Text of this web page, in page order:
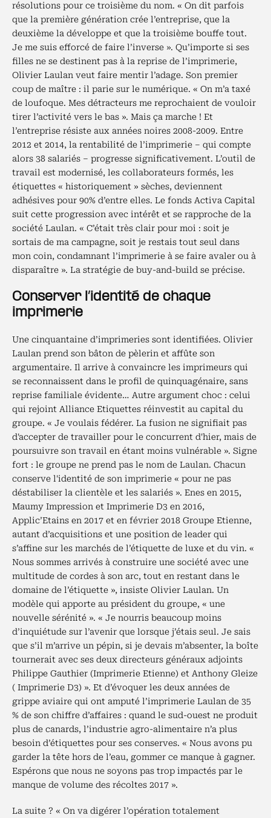
résolutions pour ce troisième du nom. « On dit parfois
que la première génération crée l’entreprise, que la
deuxième la développe et que la troisième bouffe tout.
Je me suis efforcé de faire l’inverse ». Qu’importe si ses
filles ne se destinent pas à la reprise de l’imprimerie,
Olivier Laulan veut faire mentir l’adage. Son premier
coup de maître : il parie sur le numérique. « On m’a taxé
de loufoque. Mes détracteurs me reprochaient de vouloir
tirer l’activité vers le bas ». Mais ça marche ! Et
l’entreprise résiste aux années noires 2008-2009. Entre
2012 et 2014, la rentabilité de l’imprimerie – qui compte
alors 38 salariés – progresse significativement. L’outil de
travail est modernisé, les collaborateurs formés, les
étiquettes « historiquement » sèches, deviennent
adhésives pour 90% d’entre elles. Le fonds Activa Capital
suit cette progression avec intérêt et se rapproche de la
société Laulan. « C’était très clair pour moi : soit je
sortais de ma campagne, soit je restais tout seul dans
mon coin, condamnant l’imprimerie à se faire avaler ou à
disparaître ». La stratégie de buy-and-build se précise.
Conserver l’identité de chaque
imprimerie
Une cinquantaine d’imprimeries sont identifiées. Olivier
Laulan prend son bâton de pèlerin et affûte son
argumentaire. Il arrive à convaincre les imprimeurs qui
se reconnaissent dans le profil de quinquagénaire, sans
reprise familiale évidente… Autre argument choc : celui
qui rejoint Alliance Etiquettes réinvestit au capital du
groupe. « Je voulais fédérer. La fusion ne signifiait pas
d'accepter de travailler pour le concurrent d'hier, mais de
poursuivre son travail en étant moins vulnérable ». Signe
fort : le groupe ne prend pas le nom de Laulan. Chacun
conserve l'identité de son imprimerie « pour ne pas
déstabiliser la clientèle et les salariés ». Enes en 2015,
Maumy Impression et Imprimerie D3 en 2016,
Applic’Etains en 2017 et en février 2018 Groupe Etienne,
autant d’acquisitions et une position de leader qui
s’affine sur les marchés de l’étiquette de luxe et du vin. «
Nous sommes arrivés à construire une société avec une
multitude de cordes à son arc, tout en restant dans le
domaine de l’étiquette », insiste Olivier Laulan. Un
modèle qui apporte au président du groupe, « une
nouvelle sérénité ». « Je nourris beaucoup moins
d’inquiétude sur l’avenir que lorsque j’étais seul. Je sais
que s’il m’arrive un pépin, si je devais m’absenter, la boîte
tournerait avec ses deux directeurs généraux adjoints
Philippe Gauthier (Imprimerie Etienne) et Anthony Gleize
( Imprimerie D3) ». Et d’évoquer les deux années de
grippe aviaire qui ont amputé l’imprimerie Laulan de 35
% de son chiffre d’affaires : quand le sud-ouest ne produit
plus de canards, l’industrie agro-alimentaire n’a plus
besoin d’étiquettes pour ses conserves. « Nous avons pu
garder la tête hors de l’eau, gommer ce manque à gagner.
Espérons que nous ne soyons pas trop impactés par le
manque de volume des récoltes 2017 ».
La suite ? « On va digérer l’opération totalement